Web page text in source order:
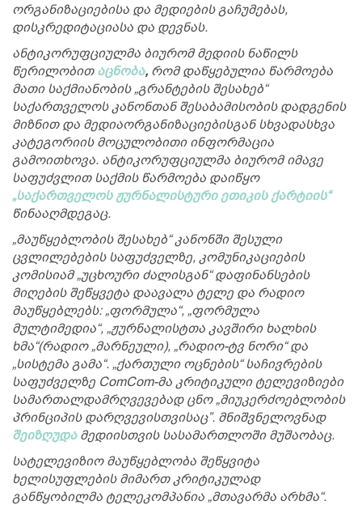
ორგანიზაციებისა და მედიების გაჩუმებას,
დისკრედიტაციასა და დევნას.
ანტიკორუფციულმა ბიურომ მედიის ნაწილს
წერილობით აცნობა, რომ დაწყებულია წარმოება
მათი საქმიანობის „გრანტების შესახებ“
საქართველოს კანონთან შესაბამისობის დადგენის
მიზნით და მედიაორგანიზაციებისგან სხვადასხვა
კატეგორიის მოცულობითი ინფორმაცია
გამოითხოვა. ანტიკორუფციულმა ბიურომ იმავე
საფუძვლით საქმის წარმოება დაიწყო
„საქართველოს ჟურნალისტური ეთიკის ქარტიის“
წინააღმდეგაც.
„მაუწყებლობის შესახებ“ კანონში შესული
ცვლილებების საფუძველზე, კომუნიკაციების
კომისიამ „უცხოური ძალისგან“ დაფინანსების
მიღების შეწყვეტა დაავალა ტელე და რადიო
მაუწყებლებს: „ფორმულა“, „ფორმულა
მულტიმედია“, „ჟურნალისტთა კავშირი ხალხის
ხმა“(რადიო „მარნეული), „რადიო-ტვ ნორი“ და
„სისტემა გამა“. „ქართული ოცნების“ საჩივრების
საფუძველზე ComCom-მა კრიტიკული ტელევიზიები
სამართალდამრღვევებად ცნო „მიუკერძოებლობის
პრინციპის დარღვევისთვისაც”. მნიშვნელოვნად
შეიზღუდამედიისთვის სასამართლოში მუშაობაც.
სატელევიზიო მაუწყებლობა შეწყვიტა
ხელისუფლების მიმართ კრიტიკულად
განწყობილმა ტელეკომპანია „მთავარმა არხმა“.